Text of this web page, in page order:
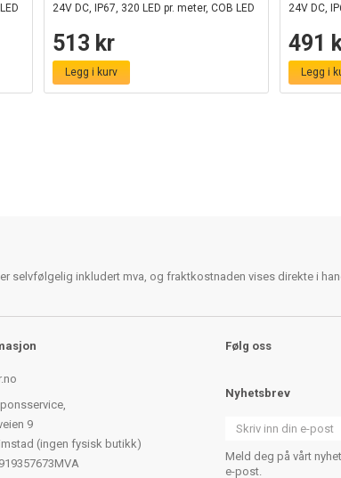
24V DC, IP67, 320 LED pr. meter, COB LED
513 kr
Legg i kurv
24V DC,
491
Legg i
selvfølgelig inkludert mva, og fraktkostnaden vises direkte i
9
(ingen fysisk butikk)
Følg oss
Nyhetsbrev
Meld deg på vårt
e-post.